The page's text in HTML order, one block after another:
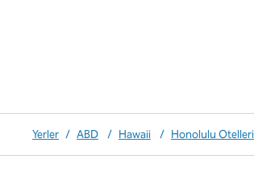
Yerler / ABD / Hawaii / Honolulu Otelleri